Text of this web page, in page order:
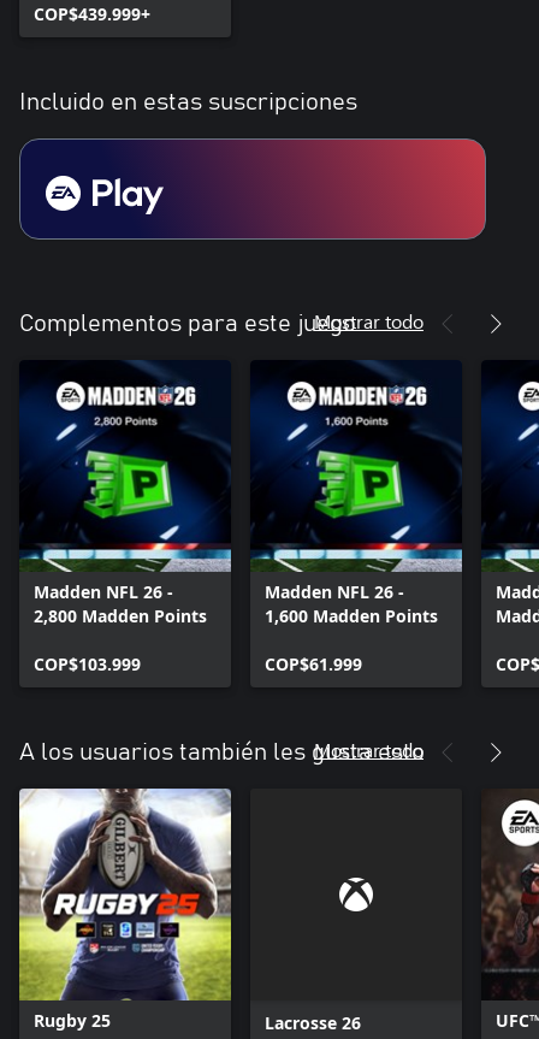
Estándar y College
Football 26 Edición
COP$439.999+
Incluido en estas suscripciones
Complementos para este juegoMostrar todo
Madden NFL 26 -
2,800 Madden Points
COP$103.999
Madden NFL 26 -
1,600 Madden Points
COP$61.999
A los usuarios también les gusta esto
Mostrar todo
Rugby 25 Lacrosse 26